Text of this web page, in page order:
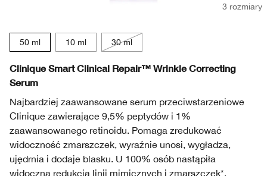
3 rozmiary
50 ml 10 ml 30 ml
Clinique Smart Clinical Repair™ Wrinkle Correcting
Serum
Najbardziej zaawansowane serum przeciwstarzeniowe
Clinique zawierające 9,5% peptydów i 1%
zaawansowanego retinoidu. Pomaga zredukować
widoczność zmarszczek, wyraźnie unosi, wygładza,
ujędrnia i dodaje blasku. U 100% osób nastąpiła
widoczna redukcja linii mimicznych i zmarszczek*.